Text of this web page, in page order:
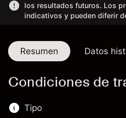
los resultados futuros. Los
indicativos y pueden diferir
Resumen Datos
Condiciones de
Tipo